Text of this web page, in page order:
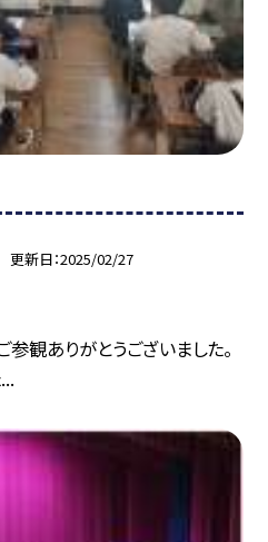
更新日 2025/02/27
観ありがとうございました。